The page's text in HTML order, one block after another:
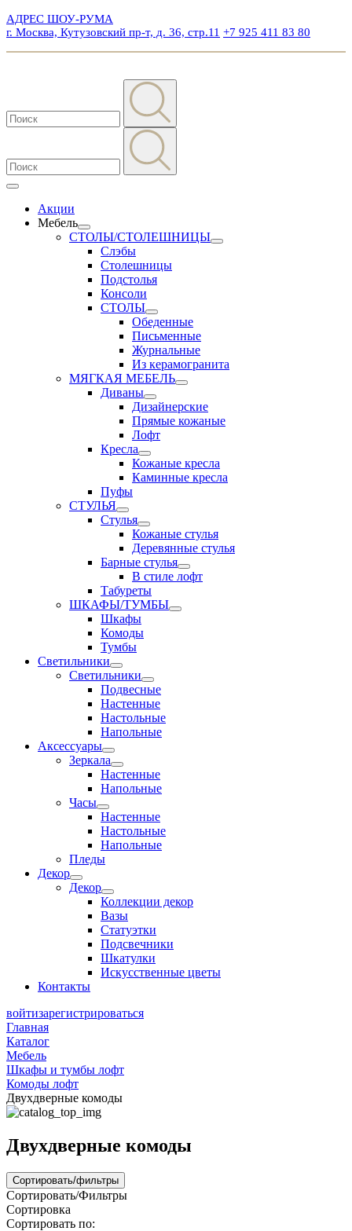
АДРЕС ШОУ-РУМА
г. Москва, Кутузовский пр-т, д. 36, стр.11 +7 925 411 83 80
Акции
Мебель
СТОЛЫ/СТОЛЕШНИЦЫ
Слэбы
Столешницы
Подстолья
Консоли
СТОЛЫ
Обеденные
Письменные
Журнальные
Из керамогранита
МЯГКАЯ МЕБЕЛЬ
Диваны
Дизайнерские
Прямые кожаные
Лофт
Кресла
Кожаные кресла
Каминные кресла
Пуфы
СТУЛЬЯ
Стулья
Кожаные стулья
Деревянные стулья
Барные стулья
В стиле лофт
Табуреты
ШКАФЫ/ТУМБЫ
Шкафы
Комоды
Тумбы
Светильники
Светильники
Подвесные
Настенные
Настольные
Напольные
Аксессуары
Зеркала
Настенные
Напольные
Часы
Настенные
Настольные
Напольные
Пледы
Декор
Декор
Коллекции декор
Вазы
Статуэтки
Подсвечники
Шкатулки
Искусственные цветы
Контакты
войтизарегистрироваться
Главная
Каталог
Мебель
Шкафы и тумбы лофт
Комоды лофт
Двухдверные комоды
Двухдверные комоды
Сортировать/фильтры
Сортировать/Фильтры
Сортировка
Сортировать по: